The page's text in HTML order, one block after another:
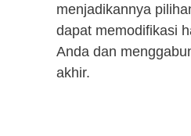
menjadikannya
dapat memodifikasi
Anda dan
akhir.